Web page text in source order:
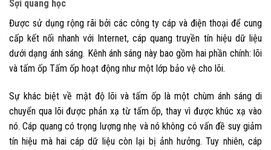
Sợi quang học
Được sử dụng rộng rãi bởi các công ty cáp và điện thoại để cung
cấp kết nối nhanh với Internet, cáp quang truyền tín hiệu dữ liệu
dưới dạng ánh sáng. Kênh ánh sáng này bao gồm hai phần chính: lõi
và tấm ốp Tấm ốp hoạt động như một lớp bảo vệ cho lõi.
Sự khác biệt về mật độ lõi và tấm ốp là một chùm ánh sáng di
chuyển qua lõi được phản xạ từ tấm ốp, thay vì được khúc xạ vào
nó.Cáp quang có trọng lượng nhẹ và nó không có vấn đề suy giảm
tín hiệu mà hai cáp dữ liệu còn lại bị ảnh hưởng. Tuy nhiên, cáp